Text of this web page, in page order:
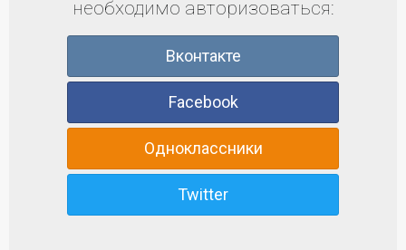
необходимо авторизоваться:
Вконтакте
Facebook
Одноклассники
Twitter